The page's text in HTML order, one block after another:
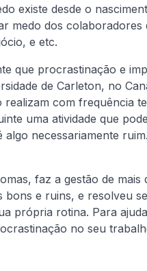
existe desde o
medo dos
e etc.
que procrastinação e
de Carleton, no
com frequência
uma atividade que
necessariamente
faz a gestão de
bons e ruins, e resolveu
própria rotina. Para
no seu